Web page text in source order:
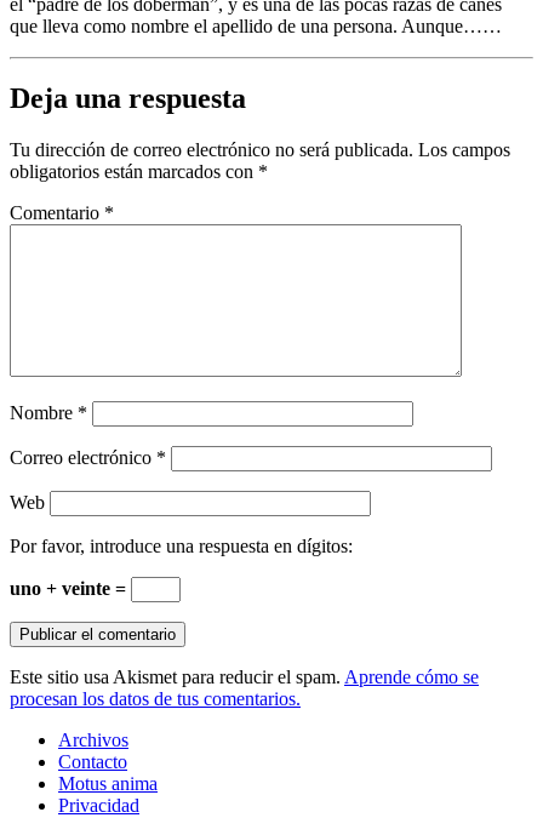
que lleva como nombre el apellido de una persona. Aunque……
Deja una respuesta
Tu dirección de correo electrónico no será publicada. Los campos
obligatorios están marcados con *
Comentario *
Nombre *
Correo electrónico *
Web
Por favor, introduce una respuesta en dígitos:
uno + veinte =
Este sitio usa Akismet para reducir el spam. Aprende cómo se
procesan los datos de tus comentarios.
Archivos
Contacto
Motus anima
Privacidad